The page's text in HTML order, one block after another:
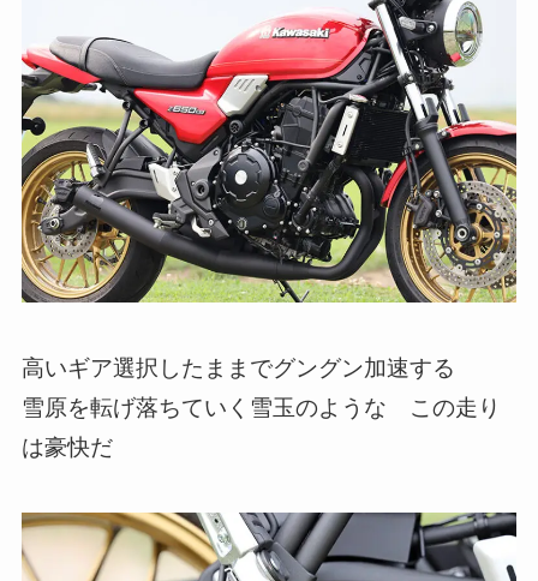
高いギア選択したままでグングン加速する
雪原を転げ落ちていく雪玉のような この走り
は豪快だ